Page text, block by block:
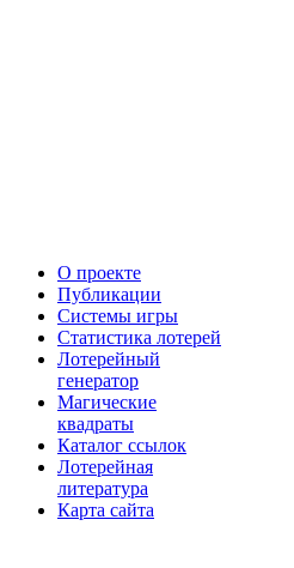
О проекте
Публикации
Системы игры
Статистика лотерей
Лотерейный
генератор
Магические
квадраты
Каталог ссылок
Лотерейная
литература
Карта сайта